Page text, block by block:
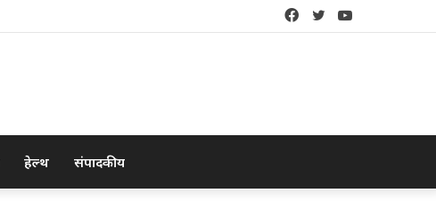
YouTube
Twitter
Facebook
हेल्थ संपादकीय